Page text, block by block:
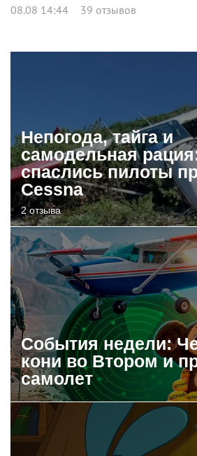
08.08 14:44 39 отзывов
Непогода, тайга и
самодельная
спаслись пилоты
Cessna
2 отзыва
События недели:
кони во Втором и
самолет